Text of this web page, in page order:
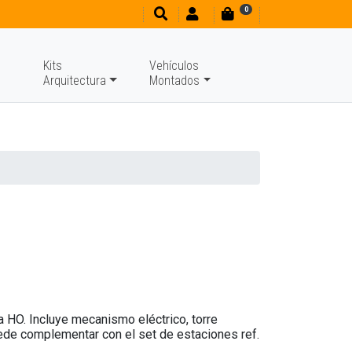
0
Kits
Arquitectura
Vehículos
Montados
Incluye mecanismo eléctrico, torre
complementar con el set de estaciones ref.